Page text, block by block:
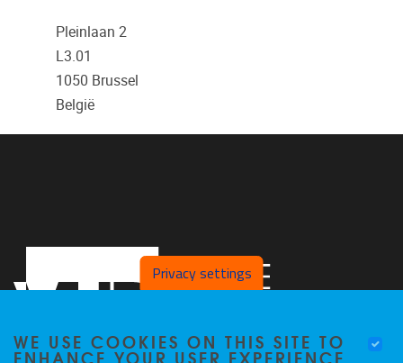
Pleinlaan 2
L3.01
1050 Brussel
België
Privacy settings
WE USE COOKIES ON THIS SITE TO
ENHANCE YOUR USER EXPERIENCE